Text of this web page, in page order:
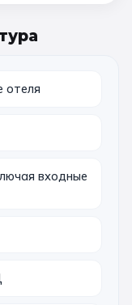
отеля
входные